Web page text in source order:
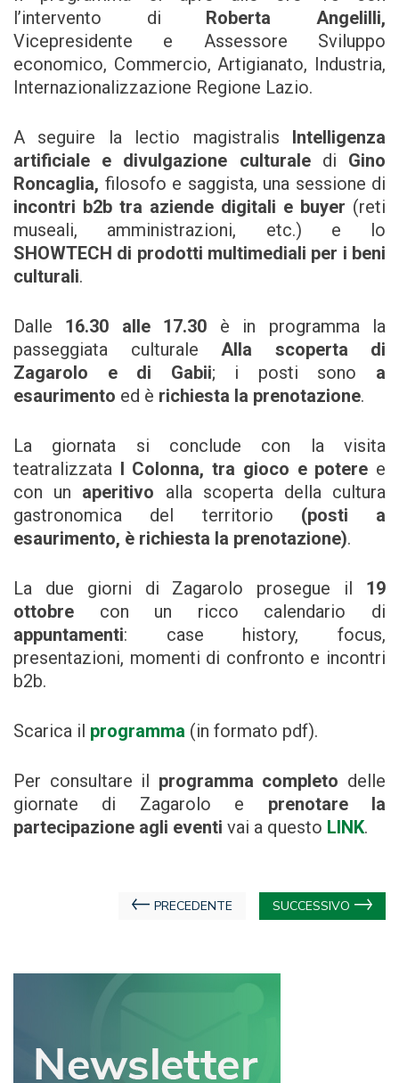
l’intervento di Roberta Angelilli,
Vicepresidente e Assessore Sviluppo
economico, Commercio, Artigianato, Industria,
Internazionalizzazione Regione Lazio.
A seguire la lectio magistralis Intelligenza
artificiale e divulgazione culturaledi Gino
Roncaglia, filosofo e saggista, una sessione di
incontri b2b tra aziende digitali e buyer (reti
museali, amministrazioni, etc.) e lo
SHOWTECH di prodotti multimediali per i beni
culturali.
Dalle 16.30 alle 17.30 è in programma la
passeggiata culturale Alla scoperta di
Zagarolo e di Gabii; i posti sono a
esaurimento ed è richiesta la prenotazione.
La giornata si conclude con la visita
teatralizzata I Colonna, tra gioco e potere e
con un aperitivo alla scoperta della cultura
gastronomica del territorio (posti a
esaurimento, è richiesta la prenotazione).
La due giorni di Zagarolo prosegue il 19
ottobre con un ricco calendario di
appuntamenti: case history, focus,
presentazioni, momenti di confronto e incontri
b2b.
Scarica il programma (in formato pdf).
Per consultare il programma completo delle
giornate di Zagarolo e prenotare la
partecipazione agli eventi vai a questo LINK.
Navigazione
PRECEDENTE SUCCESSIVO